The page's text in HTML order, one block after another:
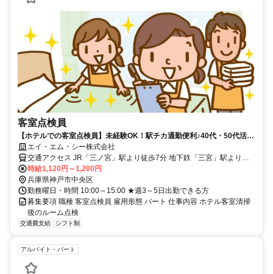
客室点検員
【ホテルでの客室点検員】未経験OK！駅チカ通勤便利♪40代・50代活躍
中☆男女不問
エイ・エム・シー株式会社
交通アクセス JR「三ノ宮」駅より徒歩7分 地下鉄「三宮」駅より徒
歩2分
時給1,120円～1,200円
兵庫県神戸市中央区
勤務曜日・時間 10:00～15:00 ★週3～5日出勤できる方
募集要項 職種 客室点検員 雇用形態 パート 仕事内容 ホテル客室清掃
後のルーム点検
交通費支給 シフト制
アルバイト・パート